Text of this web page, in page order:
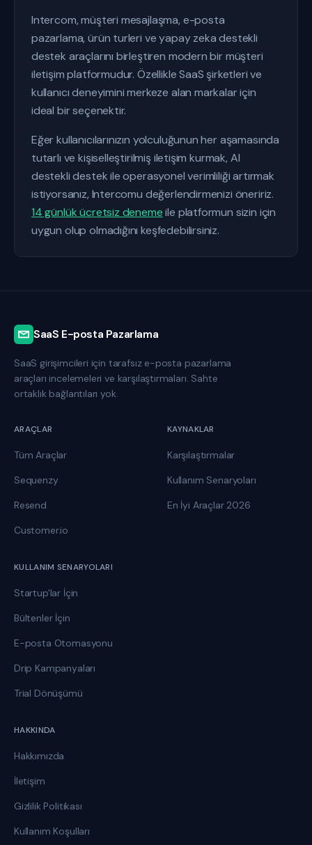
Intercom, müşteri mesajlaşma, e-posta
pazarlama, ürün turleri ve yapay zeka destekli
destek araçlarını birleştiren modern bir müşteri
iletişim platformudur. Özellikle SaaS şirketleri ve
kullanıcı deneyimini merkeze alan markalar için
ideal bir seçenektir.
Eğer kullanıcılarınızın yolculuğunun her aşamasında
tutarlı ve kişiselleştirilmiş iletişim kurmak, AI
destekli destek ile operasyonel verimliliği artırmak
istiyorsanız, Intercomu değerlendirmenizi öneririz.
14 günlük ücretsiz denemeile platformun sizin için
uygun olup olmadığını keşfedebilirsiniz.
SaaS E-posta Pazarlama
SaaS girişimcileri için tarafsız e-posta pazarlama
araçları incelemeleri ve karşılaştırmaları. Sahte
ortaklık bağlantıları yok.
ARAÇLAR
Tüm Araçlar
Sequenzy
Resend
Customer.io
KAYNAKLAR
Karşılaştırmalar
Kullanım Senaryoları
En İyi Araçlar 2026
KULLANIM SENARYOLARI
Startup'lar İçin
Bültenler İçin
E-posta Otomasyonu
Drip Kampanyaları
Trial Dönüşümü
HAKKINDA
Hakkımızda
İletişim
Gizlilik Politikası
Kullanım Koşulları